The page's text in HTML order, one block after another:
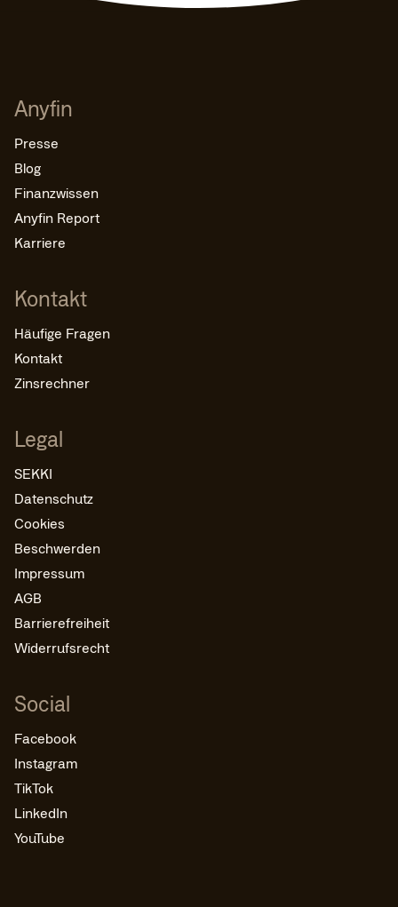
Anyfin
Presse
Blog
Finanzwissen
Anyfin Report
Karriere
Kontakt
Häufige Fragen
Kontakt
Zinsrechner
Legal
SEKKI
Datenschutz
Cookies
Beschwerden
Impressum
AGB
Barrierefreiheit
Widerrufsrecht
Social
Facebook
Instagram
TikTok
LinkedIn
YouTube